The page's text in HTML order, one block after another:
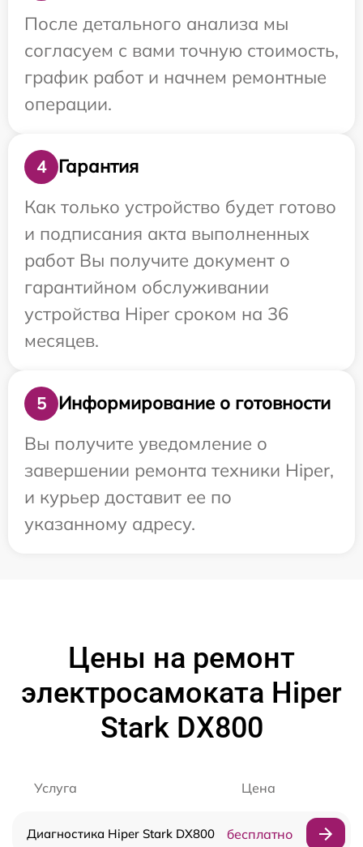
После детального анализа мы
согласуем с вами точную стоимость,
график работ и начнем ремонтные
операции.
4
Гарантия
Как только устройство будет готово
и подписания акта выполненных
работ Вы получите документ о
гарантийном обслуживании
устройства Hiper сроком на 36
месяцев.
5
Информирование о готовности
Вы получите уведомление о
завершении ремонта техники Hiper,
и курьер доставит ее по
указанному адресу.
Цены на ремонт
электросамоката Hiper
Stark DX800
Услуга Цена
Диагностика Hiper Stark DX800 бесплатно